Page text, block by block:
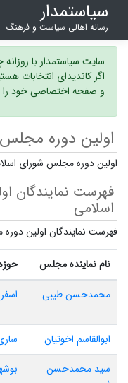
سیاستمدار
رسانه اهالی سیاست و فرهنگ
سایت سیاستمدار با
اگر کاندیدای انتخابات
و صفحه اختصاصی خود را
اولین دوره
اولین دوره مجلس شورای
فهرست نمایندگان
اسلامی
فهرست نمایندگان اولین
نام نماینده مجلس
محمدحسن طیبی
ابوالقاسم اخوتیان
سید محمدحسن